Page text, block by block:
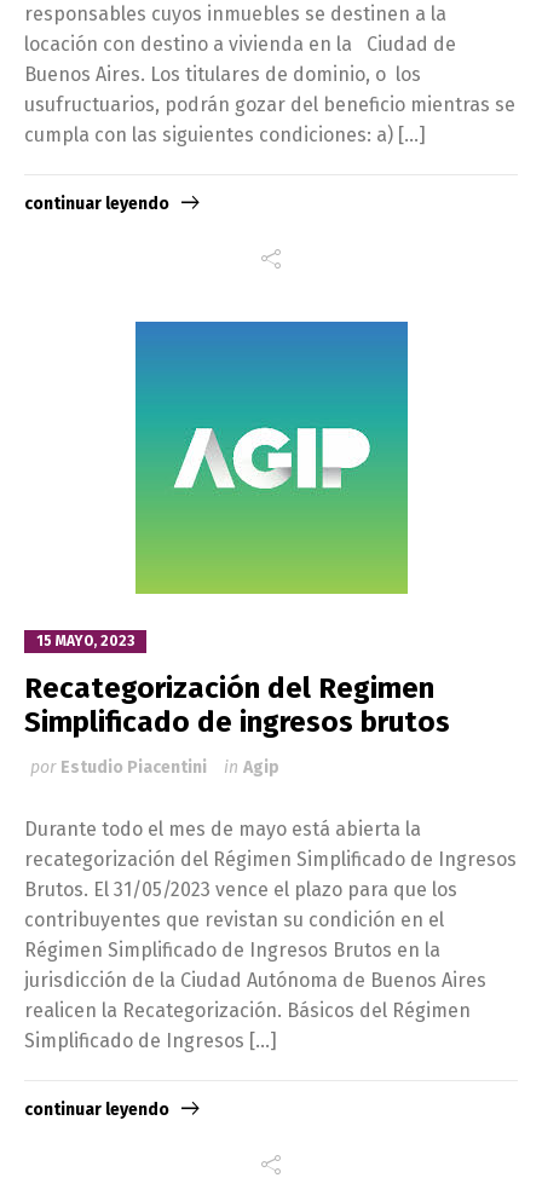
responsables cuyos inmuebles se destinen a la
locación con destino a vivienda en la Ciudad de
Buenos Aires. Los titulares de dominio, o los
usufructuarios, podrán gozar del beneficio mientras se
cumpla con las siguientes condiciones: a) […]
continuar leyendo
15 MAYO, 2023
Recategorización del Regimen
Simplificado de ingresos brutos
por Estudio Piacentini in Agip
Durante todo el mes de mayo está abierta la
recategorización del Régimen Simplificado de Ingresos
Brutos. El 31/05/2023 vence el plazo para que los
contribuyentes que revistan su condición en el
Régimen Simplificado de Ingresos Brutos en la
jurisdicción de la Ciudad Autónoma de Buenos Aires
realicen la Recategorización. Básicos del Régimen
Simplificado de Ingresos […]
continuar leyendo